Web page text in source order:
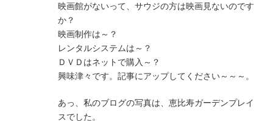
映画館がないって、サウジの方は映画見ないのです
か？
映画制作は～？
レンタルシステムは～？
ＤＶＤはネットで購入～？
興味津々です。記事にアップしてください～～～。
あっ、私のブログの写真は、恵比寿ガーデンプレイ
スでした。